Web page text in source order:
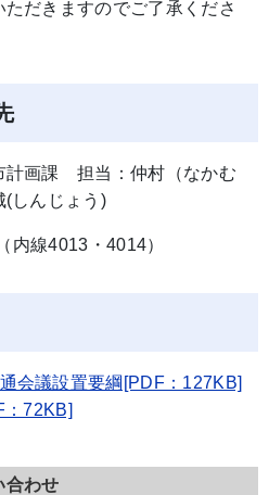
だきますのでご了承くださ
画課 担当：仲村（なかむ
(しんじょう)
線4013・4014）
会議設置要綱[PDF：127KB]
：72KB]
合わせ